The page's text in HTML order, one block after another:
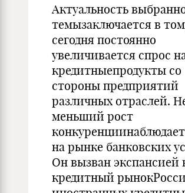
Актуальность
темызаключается в
сегодня постоянно
увеличивается спрос
кредитныепродукты со
стороны предприятий
различных отраслей.
меньший рост
на рынке банковских
Он вызван экспансией
кредитный